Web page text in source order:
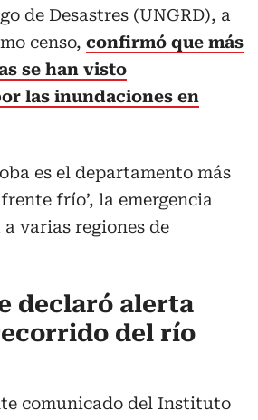
de Desastres (UNGRD), a
censo, confirmó que más
se han visto
las inundaciones en
es el departamento más
frío’, la emergencia
varias regiones de
declaró alerta
del río
comunicado del Instituto